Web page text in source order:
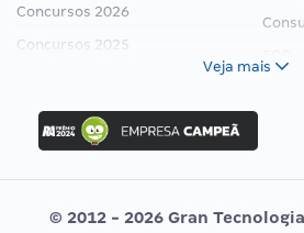
Concursos 2026
Concursos 2025
Concurso Ibama
Concurso MPU
Editais publicados
Veja mais
© 2012 - 2026 Gran